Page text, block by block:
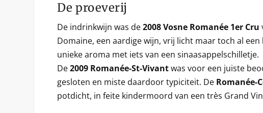
De proeverij
De indrinkwijn was de2008 Vosne Romanée 1er Cru
Domaine, een aardige wijn, vrij licht maar toch al een
unieke aroma met iets van een sinaasappelschilletje.
De2009 Romanée-St-Vivantwas voor een juiste
gesloten en miste daardoor typiciteit. De Romanée-
potdicht, in feite kindermoord van een très Grand